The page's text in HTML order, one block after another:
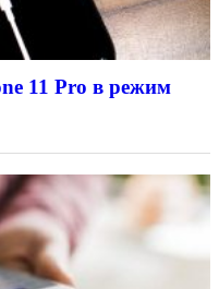
11 Pro в режим